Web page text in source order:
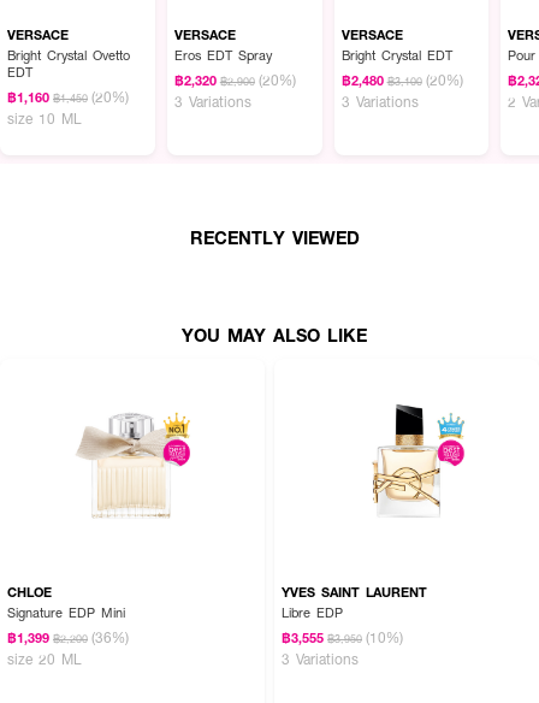
สัมผัสมนต์เสน่ห์แห่งฤดูร้อนกับน้ำหอม VERSACE Pour femme Dylan Purple
สุขของส้มที่เพิ่งเก็บเกี่ยว ในขณะที่กลิ่นหอมอ่อนๆ ของดอกฟรีเซียจะส่งประกายสี
Middle Notes:Purple freesia, Pomarose, Mohanial
Base Notes:Iso e super, cedarwood Virginia, Ambrofix, Belambre,
VERSACE
Bright Crystal Ovetto
EDT
฿1,160 ฿1,450 (20%)
size 10 ML
VERSACE
Eros EDT Spray
฿2,320 ฿2,900 (20%)
3 Variations
VERSACE
Bright Crystal EDT
฿2,480 ฿3,100 (20%)
3 Variations
฿
2
RECENTLY VIEWED
YOU MAY ALSO LIKE
CHLOE
Signature EDP Mini
฿1,399 ฿2,200 (36%)
size 20 ML
YVES SAINT LAURENT
Libre EDP
฿3,555 ฿3,950 (10%)
3 Variations